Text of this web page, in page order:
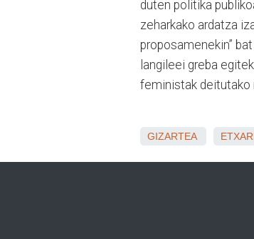
duten politika
zeharkako ardatza
proposamenekin”
langileei greba
feministak deitutako
GIZARTEA